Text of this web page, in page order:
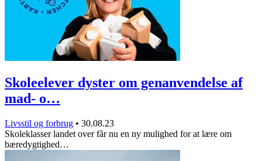
Skoleelever dyster om genanvendelse af
mad- o…
Livsstil og forbrug • 30.08.23
Skoleklasser landet over får nu en ny mulighed for at lære om
bæredygtighed…